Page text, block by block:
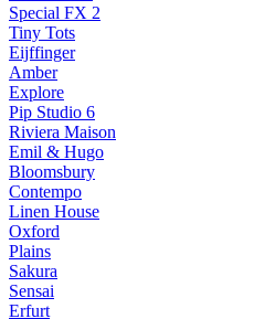
Special FX 2
Tiny Tots
Eijffinger
Amber
Explore
Pip Studio 6
Riviera Maison
Emil & Hugo
Bloomsbury
Contempo
Linen House
Oxford
Plains
Sakura
Sensai
Erfurt